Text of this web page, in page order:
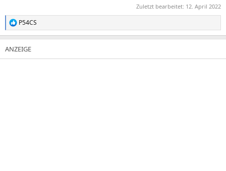
Zuletzt bearbeitet: 12. April 2022
R
e
a
k
t
P54CS